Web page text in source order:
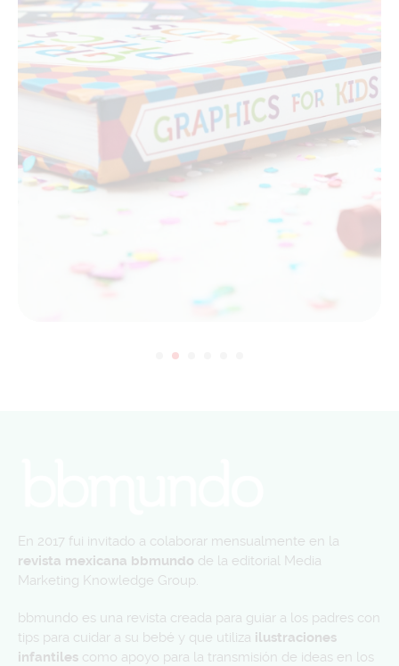
En 2017 fui invitado a colaborar mensualmente en la
revista mexicana bbmundo de la editorial Media
Marketing Knowledge Group.
bbmundo es una revista creada para guiar a los padres con
tips para cuidar a su bebé y que utiliza ilustraciones
infantiles como apoyo para la transmisión de ideas en los